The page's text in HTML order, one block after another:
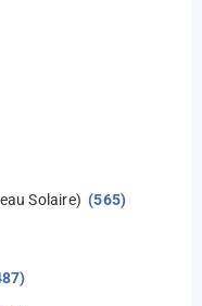
Solaire) (565)